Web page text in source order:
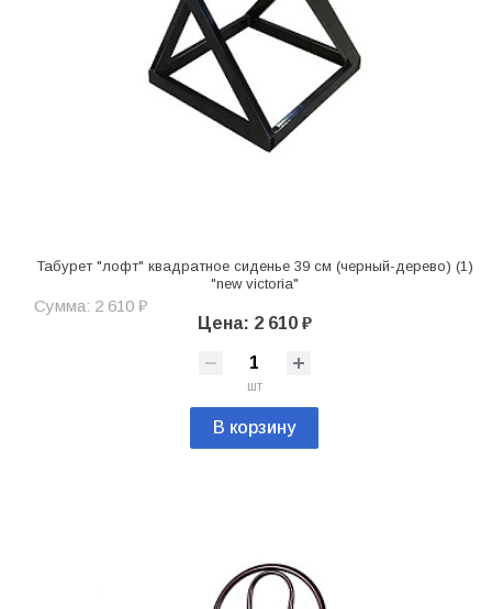
Табурет "лофт" квадратное сиденье 39 см (черный-дерево) (1)
"new victoria"
Сумма: 2 610 ₽
Цена: 2 610 ₽
шт
В корзину